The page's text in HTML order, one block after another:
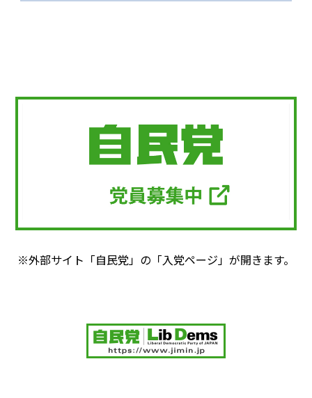
※外部サイト「自民党」の「入党ページ」が開きます。